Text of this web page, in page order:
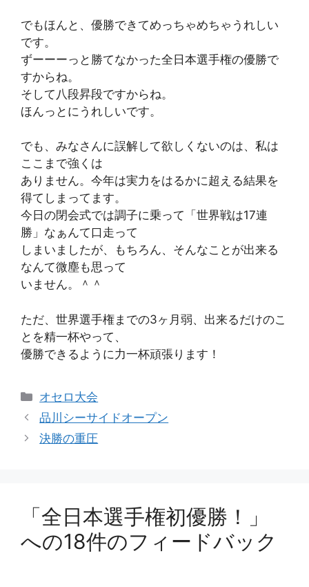
でもほんと、優勝できてめっちゃめちゃうれしい
です。
ずーーーっと勝てなかった全日本選手権の優勝で
すからね。
そして八段昇段ですからね。
ほんっとにうれしいです。
でも、みなさんに誤解して欲しくないのは、私は
ここまで強くは
ありません。今年は実力をはるかに超える結果を
得てしまってます。
今日の閉会式では調子に乗って「世界戦は17連
勝」なぁんて口走って
しまいましたが、もちろん、そんなことが出来る
なんて微塵も思って
いません。＾＾
ただ、世界選手権までの3ヶ月弱、出来るだけのこ
とを精一杯やって、
優勝できるように力一杯頑張ります！
カ
テ
リ
オセロ大会
品川シーサイドオープン
決勝の重圧
「全日本選手権初優勝！」
への18件のフィードバック